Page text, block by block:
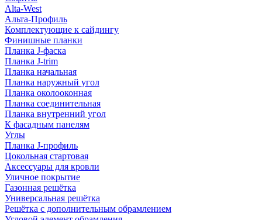
Alta-West
Альта-Профиль
Комплектующие к сайдингу
Финишные планки
Планка J-фаска
Планка J-trim
Планка начальная
Планка наружный угол
Планка околооконная
Планка соединительная
Планка внутренний угол
К фасадным панелям
Углы
Планка J-профиль
Цокольная стартовая
Аксессуары для кровли
Уличное покрытие
Газонная решётка
Универсальная решётка
Решётка с дополнительным обрамлением